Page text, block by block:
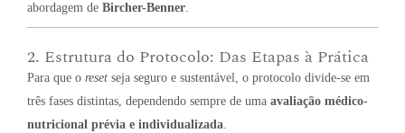
abordagem de Bircher-Benner.
2. Estrutura do Protocolo: Das Etapas à Prática
Para que o reset seja seguro e sustentável, o protocolo divide-se em
três fases distintas, dependendo sempre de uma avaliação médico-
nutricional prévia e individualizada.